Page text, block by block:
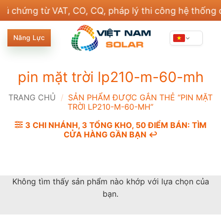
Bỏ
nội
dung
từ VAT, CO, CQ, pháp lý thi công hệ thống điện
Năng Lực
pin mặt trời lp210-m-60-mh
TRANG CHỦ / SẢN PHẨM ĐƯỢC GẮN THẺ “PIN MẶT
TRỜI LP210-M-60-MH”
3 CHI NHÁNH, 3 TỔNG KHO, 50 ĐIỂM BÁN: TÌM
CỬA HÀNG GẦN BẠN ↩️
Không tìm thấy sản phẩm nào khớp với lựa chọn của
bạn.